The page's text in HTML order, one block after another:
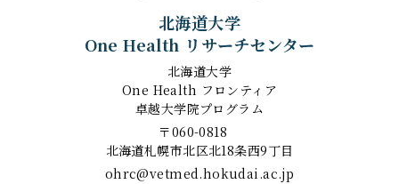
北海道大学
One Health リサーチセンター
北海道大学
One Health フロンティア
卓越大学院プログラム
〒060-0818
北海道札幌市北区北18条西9丁目
ohrc@vetmed.hokudai.ac.jp